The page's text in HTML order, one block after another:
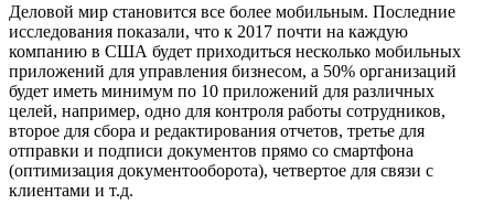
Деловой мир становится все более мобильным. Последние
исследования показали, что к 2017 почти на каждую
компанию в США будет приходиться несколько мобильных
приложений для управления бизнесом, а 50% организаций
будет иметь минимум по 10 приложений для различных
целей, например, одно для контроля работы сотрудников,
второе для сбора и редактирования отчетов, третье для
отправки и подписи документов прямо со смартфона
(оптимизация документооборота), четвертое для связи с
клиентами и т.д.